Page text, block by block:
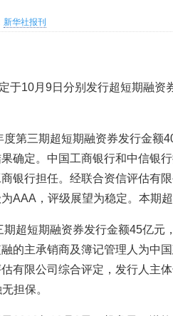
央行公开市
基本面及股
恒生聚源：
新华社报刊
于10月9日分别发行超短期融资
第三期超短期融资券发行金额
确定。中国工商银行和中信银
银行担任。经联合资信评估有限
AAA，评级展望为稳定。本期超
超短期融资券发行金额45亿元
的主承销商及簿记管理人为中
有限公司综合评定，发行人主
担保。